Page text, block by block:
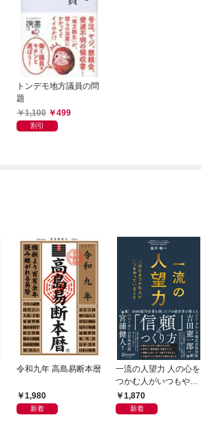
トンデモ地方議員の問
題
1,100
499
割引
令和九年 高島易断本暦
1,980
新着
一流の人望力 人の心を
つかむ人がいつもやっ
ていること
1,870
新着